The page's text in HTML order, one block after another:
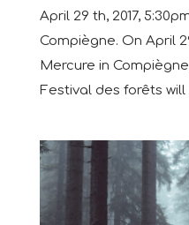
April 29 th, 2017,
Compiègne. On April
Mercure in
Festival des forêts will